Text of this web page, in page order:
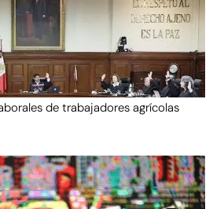
de trabajadores agrícolas